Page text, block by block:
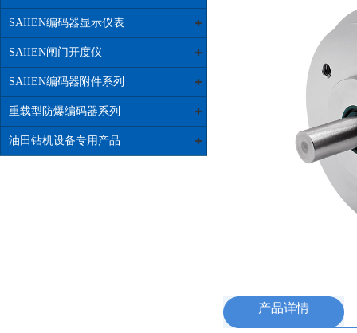
SAIIEN编码器显示仪表
SAIIEN闸门开度仪
SAIIEN编码器附件系列
重载型防爆编码器系列
油田钻机设备专用产品
产品详情